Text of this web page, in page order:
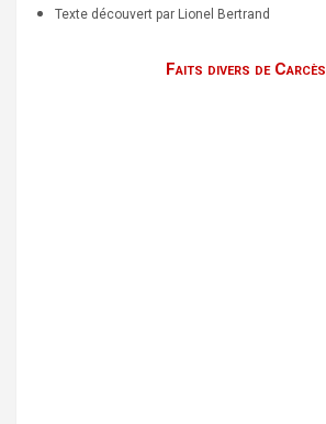
Texte découvert par Lionel Bertrand
Faits divers de Carcès